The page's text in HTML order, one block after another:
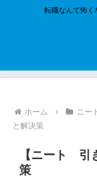
転職なんて怖
ホーム ニー
と解決策
【ニート 引
策